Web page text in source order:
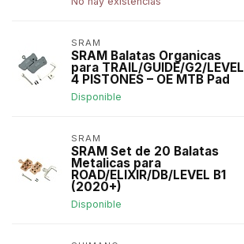
SRAM
SRAM Balatas Organicas
para TRAIL/GUIDE/G2/LEVEL
4 PISTONES – OE MTB Pad
Disponible
SRAM
SRAM Set de 20 Balatas
Metalicas para
ROAD/ELIXIR/DB/LEVEL B1
(2020+)
Disponible